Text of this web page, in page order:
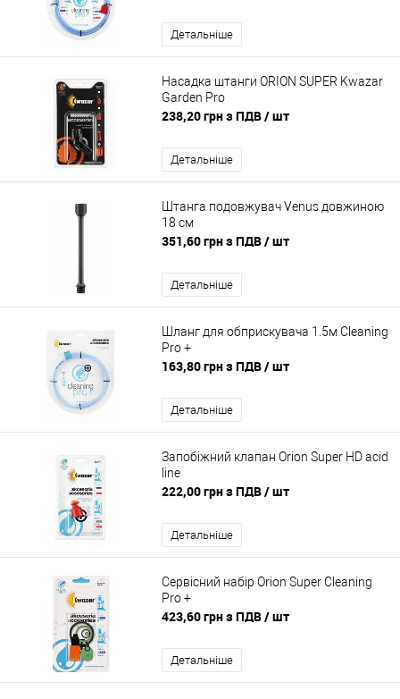
Детальніше
Насадка штанги ORION SUPER Kwazar
Garden Pro
238,20 грн з ПДВ/ шт
Детальніше
Штанга подовжувач Venus довжиною
18 см
351,60 грн з ПДВ/ шт
Детальніше
Шланг для обприскувача 1.5м Cleaning
Pro +
163,80 грн з ПДВ/ шт
Детальніше
Запобіжний клапан Orion Super HD acid
line
222,00 грн з ПДВ/ шт
Детальніше
Сервісний набір Orion Super Cleaning
Pro +
423,60 грн з ПДВ/ шт
Детальніше